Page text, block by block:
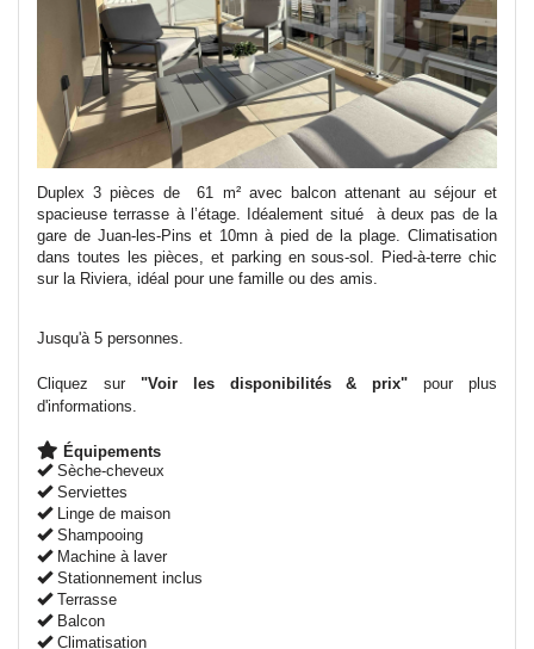
Duplex 3 pièces de 61 m²avec balcon attenant au séjour et
spacieuse terrasse à l’étage. Idéalement situé à deux pas de la
gare de Juan-les-Pins et 10mn à pied de la plage. Climatisation
dans toutes les pièces, et parking en sous-sol. Pied-à-terre chic
sur la Riviera, idéal pour une famille ou des amis.
Jusqu'à 5 personnes.
Cliquez sur "Voir les disponibilités & prix" pour plus
d'informations.
Équipements
Sèche-cheveux
Serviettes
Linge de maison
Shampooing
Machine à laver
Stationnement inclus
Terrasse
Balcon
Climatisation